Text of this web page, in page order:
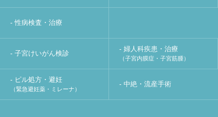
- 性病検査・治療
- 子宮けいがん検診
- 婦人科疾患・治療
（子宮内膜症・子宮筋腫）
- ピル処方・避妊
（緊急避妊薬・ミレーナ）
- 中絶・流産手術